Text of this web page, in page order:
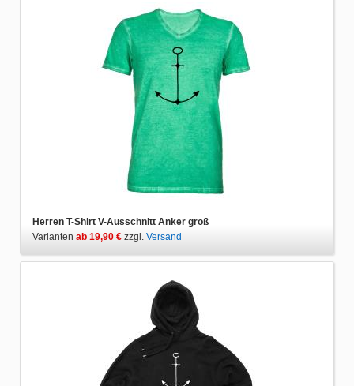
Herren T-Shirt V-Ausschnitt Anker groß
Varianten ab 19,90 € zzgl. Versand